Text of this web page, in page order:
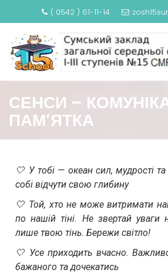
( 0542 ) 61-11-14
СЕНСИ –
ПАМ’ЯТКА
🤍 У тобі — океан сил, мудрості
собі відчути свою глибину
🤍 Той, хто не може витримати
по нашій тіні. Не звертай уваги
лише твою тінь. Бережи світло!
🤍 Усе приходить вчасно.
бажаного та дочекатись